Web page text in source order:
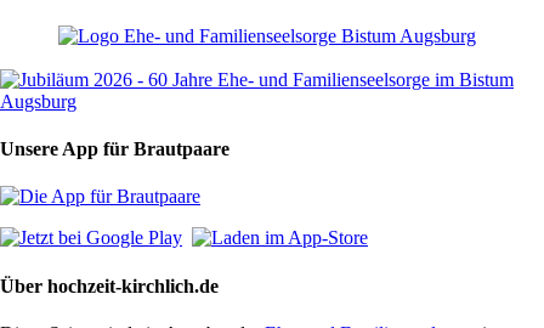
Unsere App für Brautpaare
Über hochzeit-kirchlich.de